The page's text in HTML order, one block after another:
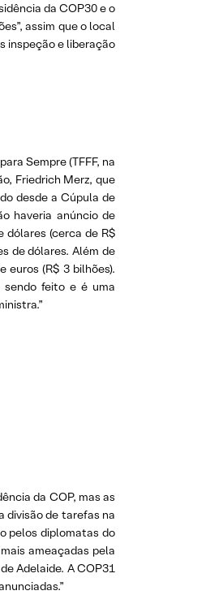
da COP30 e o
assim que o local
inspeção e liberação
Sempre (TFFF, na
Friedrich Merz, que
desde a Cúpula de
haveria anúncio de
dólares (cerca de R$
de dólares. Além de
euros (R$ 3 bilhões).
feito e é uma
da COP, mas as
divisão de tarefas na
pelos diplomatas do
ameaçadas pela
Adelaide. A COP31